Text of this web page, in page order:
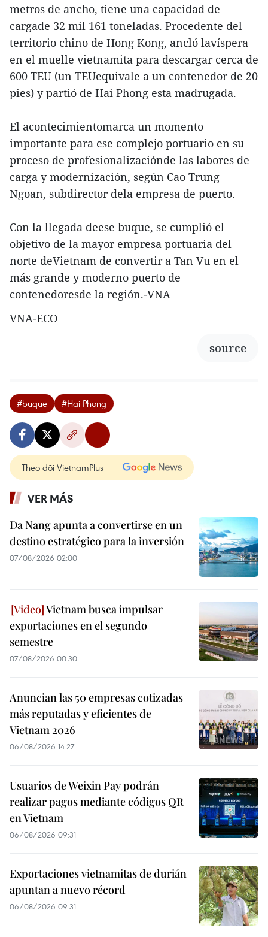
metros de ancho, tiene una capacidad de
cargade 32 mil 161 toneladas. Procedente del
territorio chino de Hong Kong, ancló lavíspera
en el muelle vietnamita para descargar cerca de
600 TEU (un TEUequivale a un contenedor de 20
pies) y partió de Hai Phong esta madrugada.
El acontecimientomarca un momento
importante para ese complejo portuario en su
proceso de profesionalizaciónde las labores de
carga y modernización, según Cao Trung
Ngoan, subdirector dela empresa de puerto.
Con la llegada deese buque, se cumplió el
objetivo de la mayor empresa portuaria del
norte deVietnam de convertir a Tan Vu en el
más grande y moderno puerto de
contenedoresde la región.-VNA
VNA-ECO
source
#buque #Hai Phong
Theo dõi VietnamPlus
VER MÁS
Da Nang apunta a convertirse en un
destino estratégico para la inversión
07/08/2026 02:00
Vietnam busca impulsar
exportaciones en el segundo
semestre
07/08/2026 00:30
Anuncian las 50 empresas cotizadas
más reputadas y eficientes de
Vietnam 2026
06/08/2026 14:27
Usuarios de Weixin Pay podrán
realizar pagos mediante códigos QR
en Vietnam
06/08/2026 09:31
Exportaciones vietnamitas de durián
apuntan a nuevo récord
06/08/2026 09:31